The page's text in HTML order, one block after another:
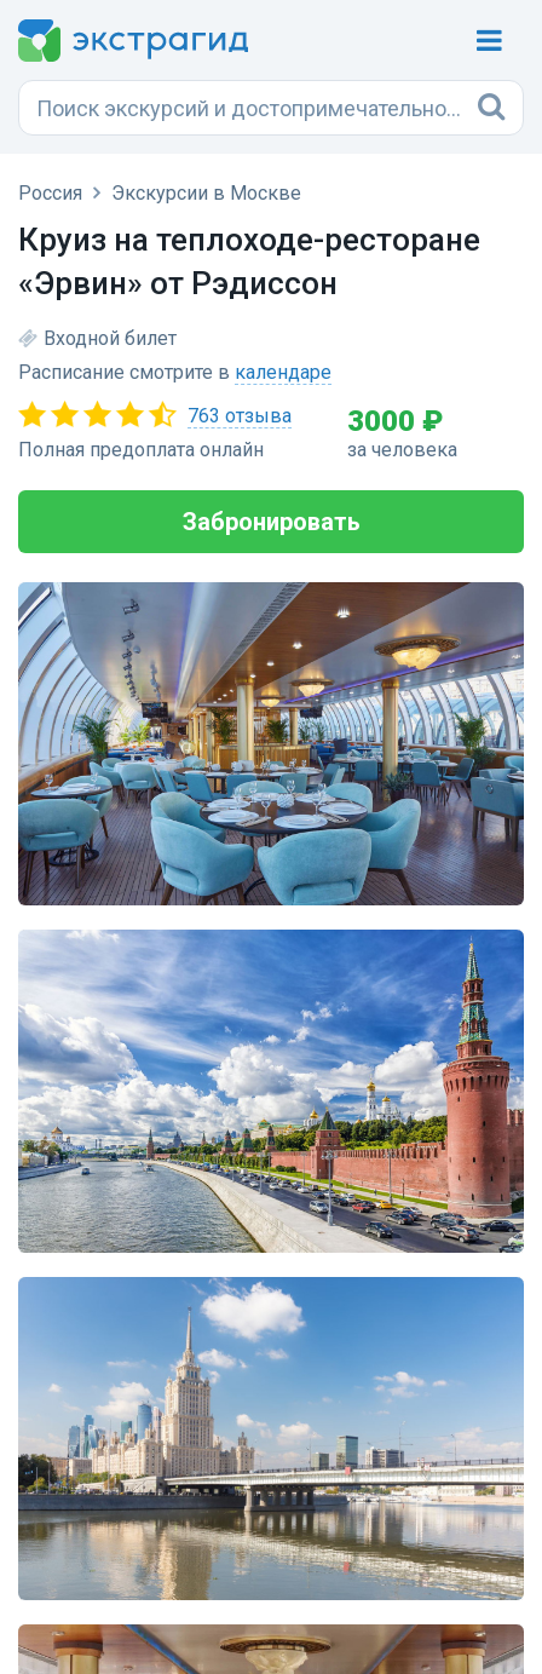
Россия Экскурсии в Москве
Круиз на теплоходе-ресторане
«Эрвин» от Рэдиссон
Входной билет
Расписание смотрите в календаре
763 отзыва
Полная предоплата онлайн
3000 ₽
за человека
Забронировать